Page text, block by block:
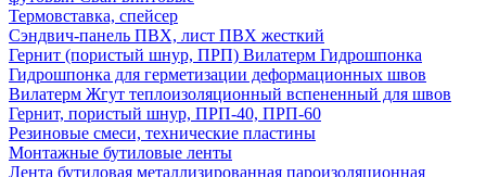
Термовставка, спейсер
Сэндвич-панель ПВХ, лист ПВХ жесткий
Гернит (пористый шнур, ПРП) Вилатерм Гидрошпонка
Гидрошпонка для герметизации деформационных швов
Вилатерм Жгут теплоизоляционный вспененный для швов
Гернит, пористый шнур, ПРП-40, ПРП-60
Резиновые смеси, технические пластины
Монтажные бутиловые ленты
Лента бутиловая металлизированная пароизоляционная